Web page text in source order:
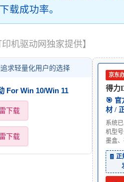
载成功率。
印机驱动网独家提供】
求轻量化用户的选择
For Win 10/Win 11
下载
下载
京东
得力
🎯 官
材 /
系统
机型
墨盒
🧾